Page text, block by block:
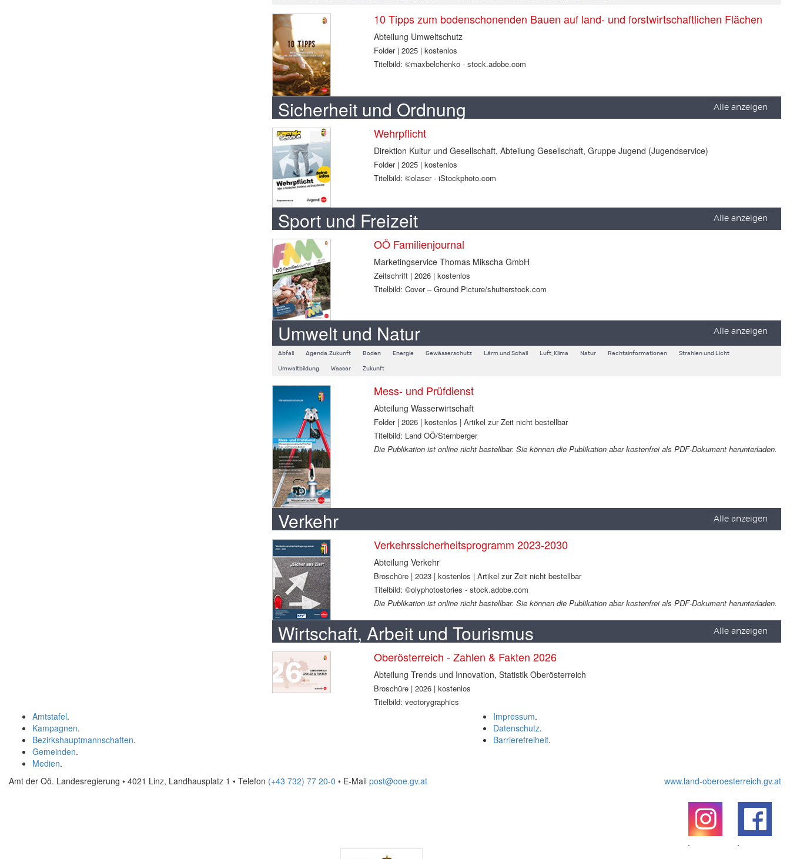
10 Tipps zum bodenschonenden Bauen auf land- und forstwirtschaftlichen Flächen
Abteilung Umweltschutz
Folder | 2025 | kostenlos
Titelbild: ©maxbelchenko - stock.adobe.com
Sicherheit und Ordnung Alle anzeigen
Wehrpflicht
Direktion Kultur und Gesellschaft, Abteilung Gesellschaft, Gruppe Jugend (Jugendservice)
Folder | 2025 | kostenlos
Titelbild: ©olaser - iStockphoto.com
Sport und Freizeit Alle anzeigen
OÖ Familienjournal
Marketingservice Thomas Mikscha GmbH
Zeitschrift | 2026 | kostenlos
Titelbild: Cover – Ground Picture/shutterstock.com
Umwelt und Natur Alle anzeigen
Abfall Agenda.Zukunft Boden Energie Gewässerschutz Lärm und Schall Luft, Klima Natur Rechtsinformationen Strahlen und Licht
Umweltbildung Wasser Zukunft
Mess- und Prüfdienst
Abteilung Wasserwirtschaft
Folder | 2026 | kostenlos | Artikel zur Zeit nicht bestellbar
Titelbild: Land OÖ/Sternberger
Die Publikation ist online nicht bestellbar. Sie können die Publikation aber kostenfrei als PDF-Dokument herunterladen.
Verkehr Alle anzeigen
Verkehrssicherheitsprogramm 2023-2030
Abteilung Verkehr
Broschüre | 2023 | kostenlos | Artikel zur Zeit nicht bestellbar
Titelbild: ©olyphotostories - stock.adobe.com
Die Publikation ist online nicht bestellbar. Sie können die Publikation aber kostenfrei als PDF-Dokument herunterladen.
Wirtschaft, Arbeit und Tourismus Alle anzeigen
Oberösterreich - Zahlen & Fakten 2026
Abteilung Trends und Innovation, Statistik Oberösterreich
Broschüre | 2026 | kostenlos
Titelbild: vectorygraphics
Impressum.
Datenschutz.
Barrierefreiheit.
Amtstafel.
Kampagnen.
Bezirkshauptmannschaften.
Gemeinden.
Medien.
Amt der Oö. Landesregierung • 4021 Linz, Landhausplatz 1 • Telefon (+43 732) 77 20-0 • E-Mail post@ooe.gv.at www.land-oberoesterreich.gv.at
.
.